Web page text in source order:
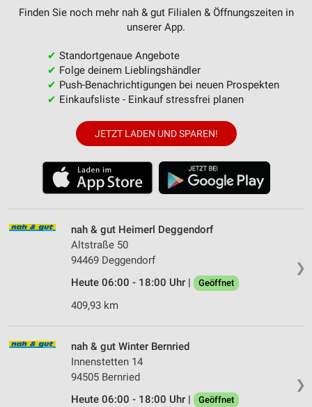
Finden Sie noch mehr nah & gut Filialen & Öffnungszeiten in
unserer App.
✔ Standortgenaue Angebote
✔ Folge deinem Lieblingshändler
✔ Push-Benachrichtigungen bei neuen Prospekten
✔ Einkaufsliste - Einkauf stressfrei planen
JETZT LADEN UND SPAREN!
❯
nah & gut Heimerl Deggendorf
Altstraße 50
94469 Deggendorf
Heute 06:00 - 18:00 Uhr |
Geöffnet
409,93 km
❯
nah & gut Winter Bernried
Innenstetten 14
94505 Bernried
Heute 06:00 - 18:00 Uhr |
Geöffnet